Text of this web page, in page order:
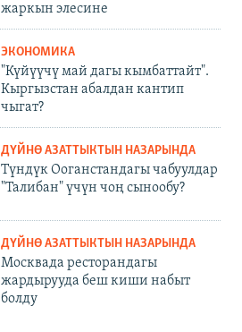
жаркын элесине
ЭКОНОМИКА
"Күйүүчү май дагы кымбаттайт".
Кыргызстан абалдан кантип
чыгат?
ДҮЙНӨ АЗАТТЫКТЫН НАЗАРЫНДА
Түндүк Ооганстандагы чабуулдар
"Талибан" үчүн чоң сынообу?
ДҮЙНӨ АЗАТТЫКТЫН НАЗАРЫНДА
Москвада ресторандагы
жардырууда беш киши набыт
болду